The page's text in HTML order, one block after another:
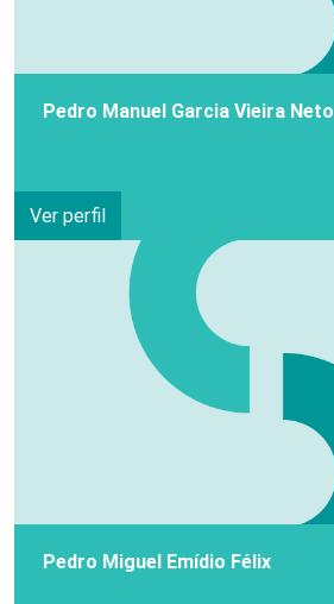
Pedro Manuel Garcia Vieira Neto
Ver perfil
Pedro Miguel Emídio Félix